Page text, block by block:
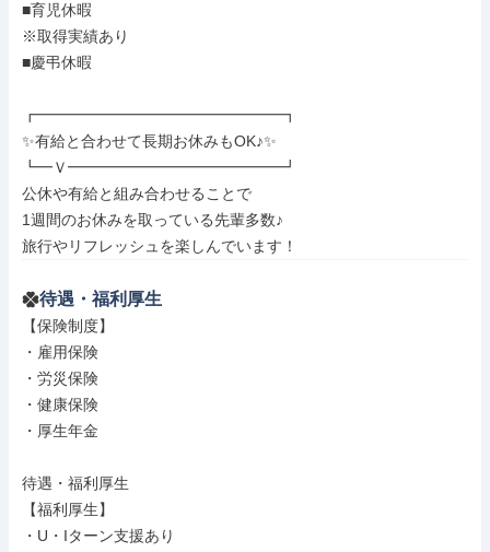
■育児休暇
※取得実績あり
■慶弔休暇
┏━━━━━━━━━━━━━━━━┓
✨有給と合わせて長期お休みもOK♪✨
┗━Ｖ━━━━━━━━━━━━━━┛
公休や有給と組み合わせることで
1週間のお休みを取っている先輩多数♪
旅行やリフレッシュを楽しんでいます！
待遇・福利厚生
【保険制度】
・雇用保険
・労災保険
・健康保険
・厚生年金
待遇・福利厚生
【福利厚生】
・U・Iターン支援あり